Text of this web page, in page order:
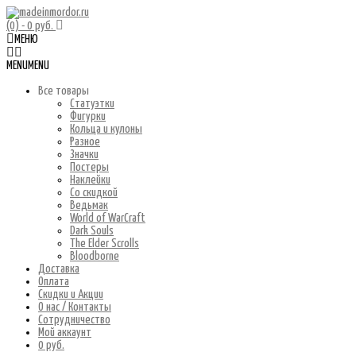
(0) - 0 руб.
МЕНЮ
MENU MENU
Все товары
Статуэтки
Фигурки
Кольца и кулоны
Разное
Значки
Постеры
Наклейки
Со скидкой
Ведьмак
World of WarCraft
Dark Souls
The Elder Scrolls
Bloodborne
Доставка
Оплата
Скидки и Акции
О нас / Контакты
Сотрудничество
Мой аккаунт
0 руб.